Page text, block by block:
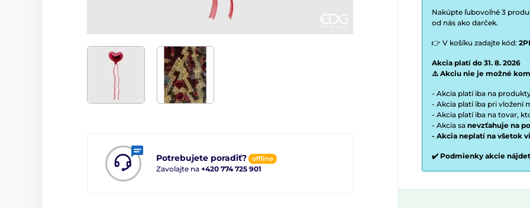
Potrebujete poradiť? offline
Zavolajte na +420 774 725 901
Nakúpte ľubovoľné 3
od nás ako darček.
👉 V košíku zadajte kód:
Akcia platí do 31. 8. 2026
⚠️ Akciu nie je možné
- Akcia platí iba na
- Akcia platí iba pri vložení
- Akcia platí iba na tovar,
- Akcia sa nevzťahuje na
- Akcia neplatí na všetok
✔️ Podmienky akcie